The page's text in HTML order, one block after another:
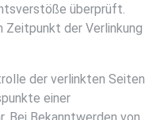
überprüft.
Zeitpunkt der Verlinkung
der verlinkten Seiten
einer